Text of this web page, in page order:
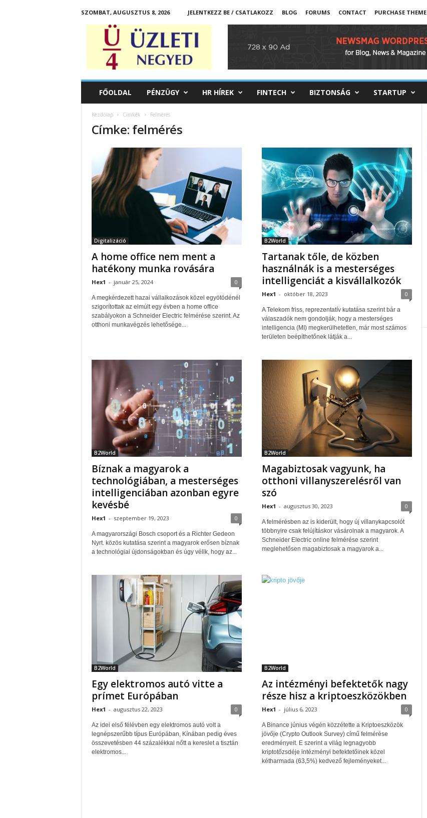
SZOMBAT, AUGUSZTUS 8, 2026 JELENTKEZZ BE / CSATLAKOZZ BLOG FORUMS CONTACT
PURCHASE THEME
FŐOLDAL PÉNZÜGY HR HÍREK FINTECH BIZTONSÁG STARTUP
Kezdőlap Címkék Felmérés
Címke: felmérés
Digitalizáció
A home office nem ment a
hatékony munka rovására
Hex1 - január 25, 2024 0
A megkérdezett hazai vállalkozások közel egyötödénél
szigorítottak az elmúlt egy évben a home office
szabályokon a Schneider Electric felmérése szerint. Az
otthoni munkavégzés lehetősége...
B2World
Tartanak tőle, de közben
használnák is a mesterséges
intelligenciát a kisvállalkozók
Hex1 - október 18, 2023 0
A Telekom friss, reprezentatív kutatása szerint bár a
válaszadók nem gondolják, hogy a mesterséges
intelligencia (MI) megkerülhetetlen, már most számos
területen beépíthetőnek látják a...
B2World
Bíznak a magyarok a
technológiában, a mesterséges
intelligenciában azonban egyre
kevésbé
Hex1 - szeptember 19, 2023 0
A magyarországi Bosch csoport és a Richter Gedeon
Nyrt. közös kutatása szerint a magyarok erősen bíznak
a technológiai újdonságokban és úgy vélik, hogy az...
B2World
Magabiztosak vagyunk, ha
otthoni villanyszerelésről van
szó
Hex1 - augusztus 30, 2023 0
A felmérésben az is kiderült, hogy új villanykapcsolót
többnyire csak felújításkor vásárolnak a magyarok. A
Schneider Electric online felmérése szerint
meglehetősen magabiztosak a magyarok a...
B2World
Egy elektromos autó vitte a
prímet Európában
Hex1 - augusztus 22, 2023 0
Az idei első félévben egy elektromos autó volt a
legnépszerűbb típus Európában, Kínában pedig éves
összevetésben 44 százalékkal nőtt a kereslet a tisztán
elektromos...
B2World
Az intézményi befektetők nagy
része hisz a kriptoeszközökben
Hex1 - július 6, 2023 0
A Binance június végén közzétette a Kriptoeszközök
jövője (Crypto Outlook Survey) című felmérése
eredményeit. E szerint a világ legnagyobb
kriptotőzsdéje intézményi befektetőinek közel
kétharmada (63,5%) kedvező fejleményeket...